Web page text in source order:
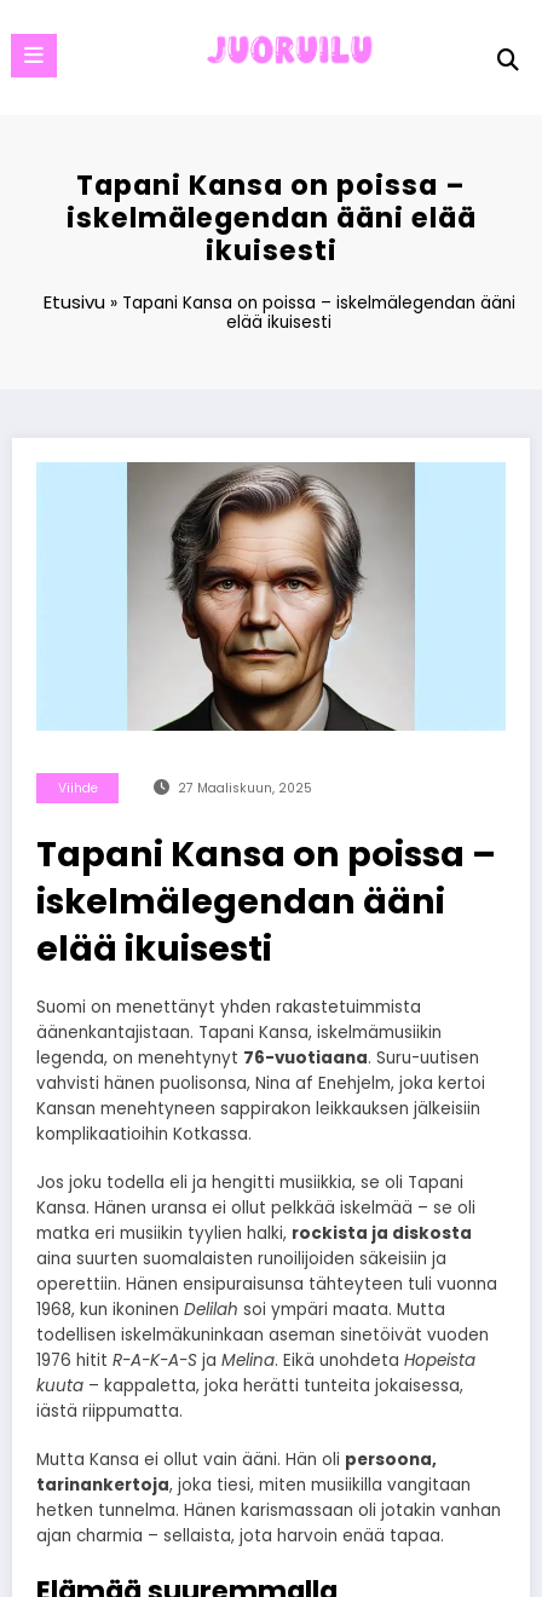
to
content
Tapani Kansa on poissa –
iskelmälegendan ääni elää
ikuisesti
Etusivu» Tapani Kansa on poissa – iskelmälegendan ääni
elää ikuisesti
Viihde 27 Maaliskuun, 2025
Tapani Kansa on poissa –
iskelmälegendan ääni
elää ikuisesti
Suomi on menettänyt yhden rakastetuimmista
äänenkantajistaan. Tapani Kansa, iskelmämusiikin
legenda, on menehtynyt 76-vuotiaana. Suru-uutisen
vahvisti hänen puolisonsa, Nina af Enehjelm, joka kertoi
Kansan menehtyneen sappirakon leikkauksen jälkeisiin
komplikaatioihin Kotkassa.
Jos joku todella eli ja hengitti musiikkia, se oli Tapani
Kansa. Hänen uransa ei ollut pelkkää iskelmää – se oli
matka eri musiikin tyylien halki, rockista ja diskosta
aina suurten suomalaisten runoilijoiden säkeisiin ja
operettiin. Hänen ensipuraisunsa tähteyteen tuli vuonna
1968, kun ikoninen Delilah soi ympäri maata. Mutta
todellisen iskelmäkuninkaan aseman sinetöivät vuoden
1976 hitit R-A-K-A-S ja Melina. Eikä unohdeta Hopeista
kuuta – kappaletta, joka herätti tunteita jokaisessa,
iästä riippumatta.
Mutta Kansa ei ollut vain ääni. Hän oli persoona,
tarinankertoja, joka tiesi, miten musiikilla vangitaan
hetken tunnelma. Hänen karismassaan oli jotakin vanhan
ajan charmia – sellaista, jota harvoin enää tapaa.